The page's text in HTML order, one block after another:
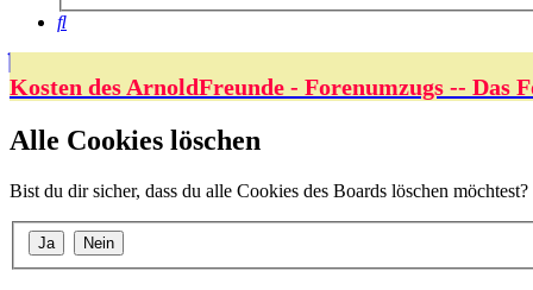
Suche
Kosten des ArnoldFreunde - Forenumzugs -- Das
Alle Cookies löschen
Bist du dir sicher, dass du alle Cookies des Boards löschen möchtest?